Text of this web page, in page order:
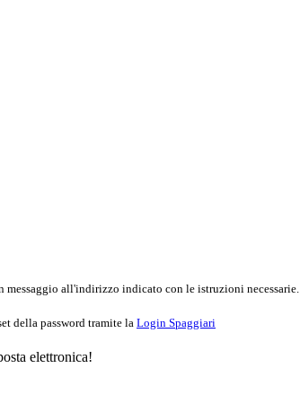
messaggio all'indirizzo indicato con le istruzioni necessarie.
della password tramite la Login Spaggiari
elettronica!